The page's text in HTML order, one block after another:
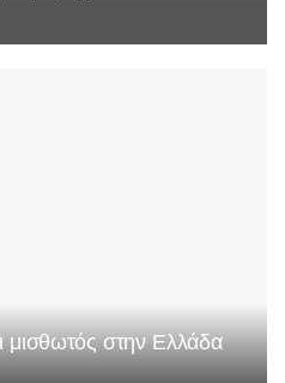
μισθωτός στην Ελλάδα